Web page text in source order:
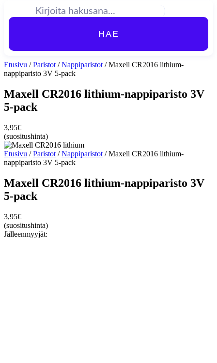
HAE
Etusivu /Paristot /Nappiparistot / Maxell CR2016 lithium-
nappiparisto 3V 5-pack
Maxell CR2016 lithium-nappiparisto 3V
5-pack
3,95€
(suositushinta)
Etusivu /Paristot /Nappiparistot / Maxell CR2016 lithium-
nappiparisto 3V 5-pack
Maxell CR2016 lithium-nappiparisto 3V
5-pack
3,95€
(suositushinta)
Jälleenmyyjät: